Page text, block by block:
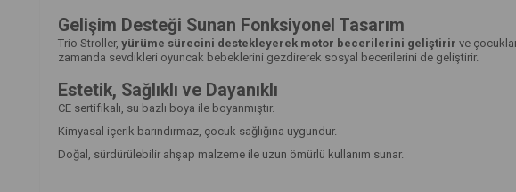
Gelişim Desteği Sunan Fonksiyonel Tasarım
Trio Stroller, yürüme sürecini destekleyerek motor becerilerini geliştirir ve
zamanda sevdikleri oyuncak bebeklerini gezdirerek sosyal becerilerini de geliştirir.
Estetik, Sağlıklı ve Dayanıklı
CE sertifikalı, su bazlı boya ile boyanmıştır.
Kimyasal içerik barındırmaz, çocuk sağlığına uygundur.
Doğal, sürdürülebilir ahşap malzeme ile uzun ömürlü kullanım sunar.